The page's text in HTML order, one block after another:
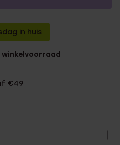
in huis
€49